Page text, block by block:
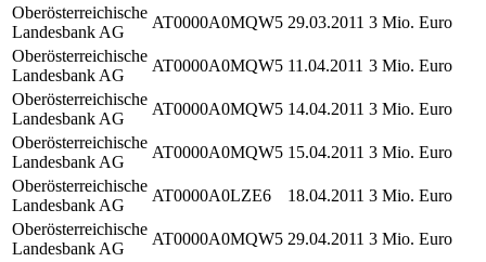
Oberösterreichische
Landesbank AG
AT0000A0MQW5 29.03.2011 3 Mio. Euro
Oberösterreichische
Landesbank AG
AT0000A0MQW5 11.04.2011 3 Mio. Euro
Oberösterreichische
Landesbank AG
AT0000A0MQW5 14.04.2011 3 Mio. Euro
Oberösterreichische
Landesbank AG
AT0000A0MQW5 15.04.2011 3 Mio. Euro
Oberösterreichische
Landesbank AG
AT0000A0LZE6 18.04.2011 3 Mio. Euro
Oberösterreichische
Landesbank AG
AT0000A0MQW5 29.04.2011 3 Mio. Euro